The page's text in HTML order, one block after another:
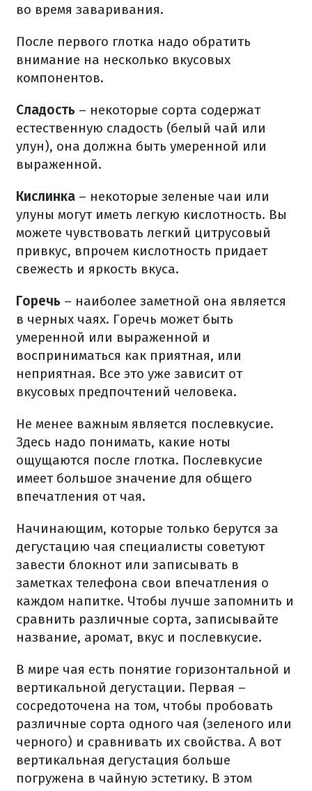
во время заваривания.
После первого глотка надо обратить
внимание на несколько вкусовых
компонентов.
Сладость – некоторые сорта содержат
естественную сладость (белый чай или
улун), она должна быть умеренной или
выраженной.
Кислинка – некоторые зеленые чаи или
улуны могут иметь легкую кислотность. Вы
можете чувствовать легкий цитрусовый
привкус, впрочем кислотность придает
свежесть и яркость вкуса.
Горечь – наиболее заметной она является
в черных чаях. Горечь может быть
умеренной или выраженной и
восприниматься как приятная, или
неприятная. Все это уже зависит от
вкусовых предпочтений человека.
Не менее важным является послевкусие.
Здесь надо понимать, какие ноты
ощущаются после глотка. Послевкусие
имеет большое значение для общего
впечатления от чая.
Начинающим, которые только берутся за
дегустацию чая специалисты советуют
завести блокнот или записывать в
заметках телефона свои впечатления о
каждом напитке. Чтобы лучше запомнить и
сравнить различные сорта, записывайте
название, аромат, вкус и послевкусие.
В мире чая есть понятие горизонтальной и
вертикальной дегустации. Первая –
сосредоточена на том, чтобы пробовать
различные сорта одного чая (зеленого или
черного) и сравнивать их свойства. А вот
вертикальная дегустация больше
погружена в чайную эстетику. В этом